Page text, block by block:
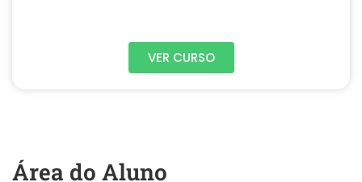
VER CURSO
Área do Aluno